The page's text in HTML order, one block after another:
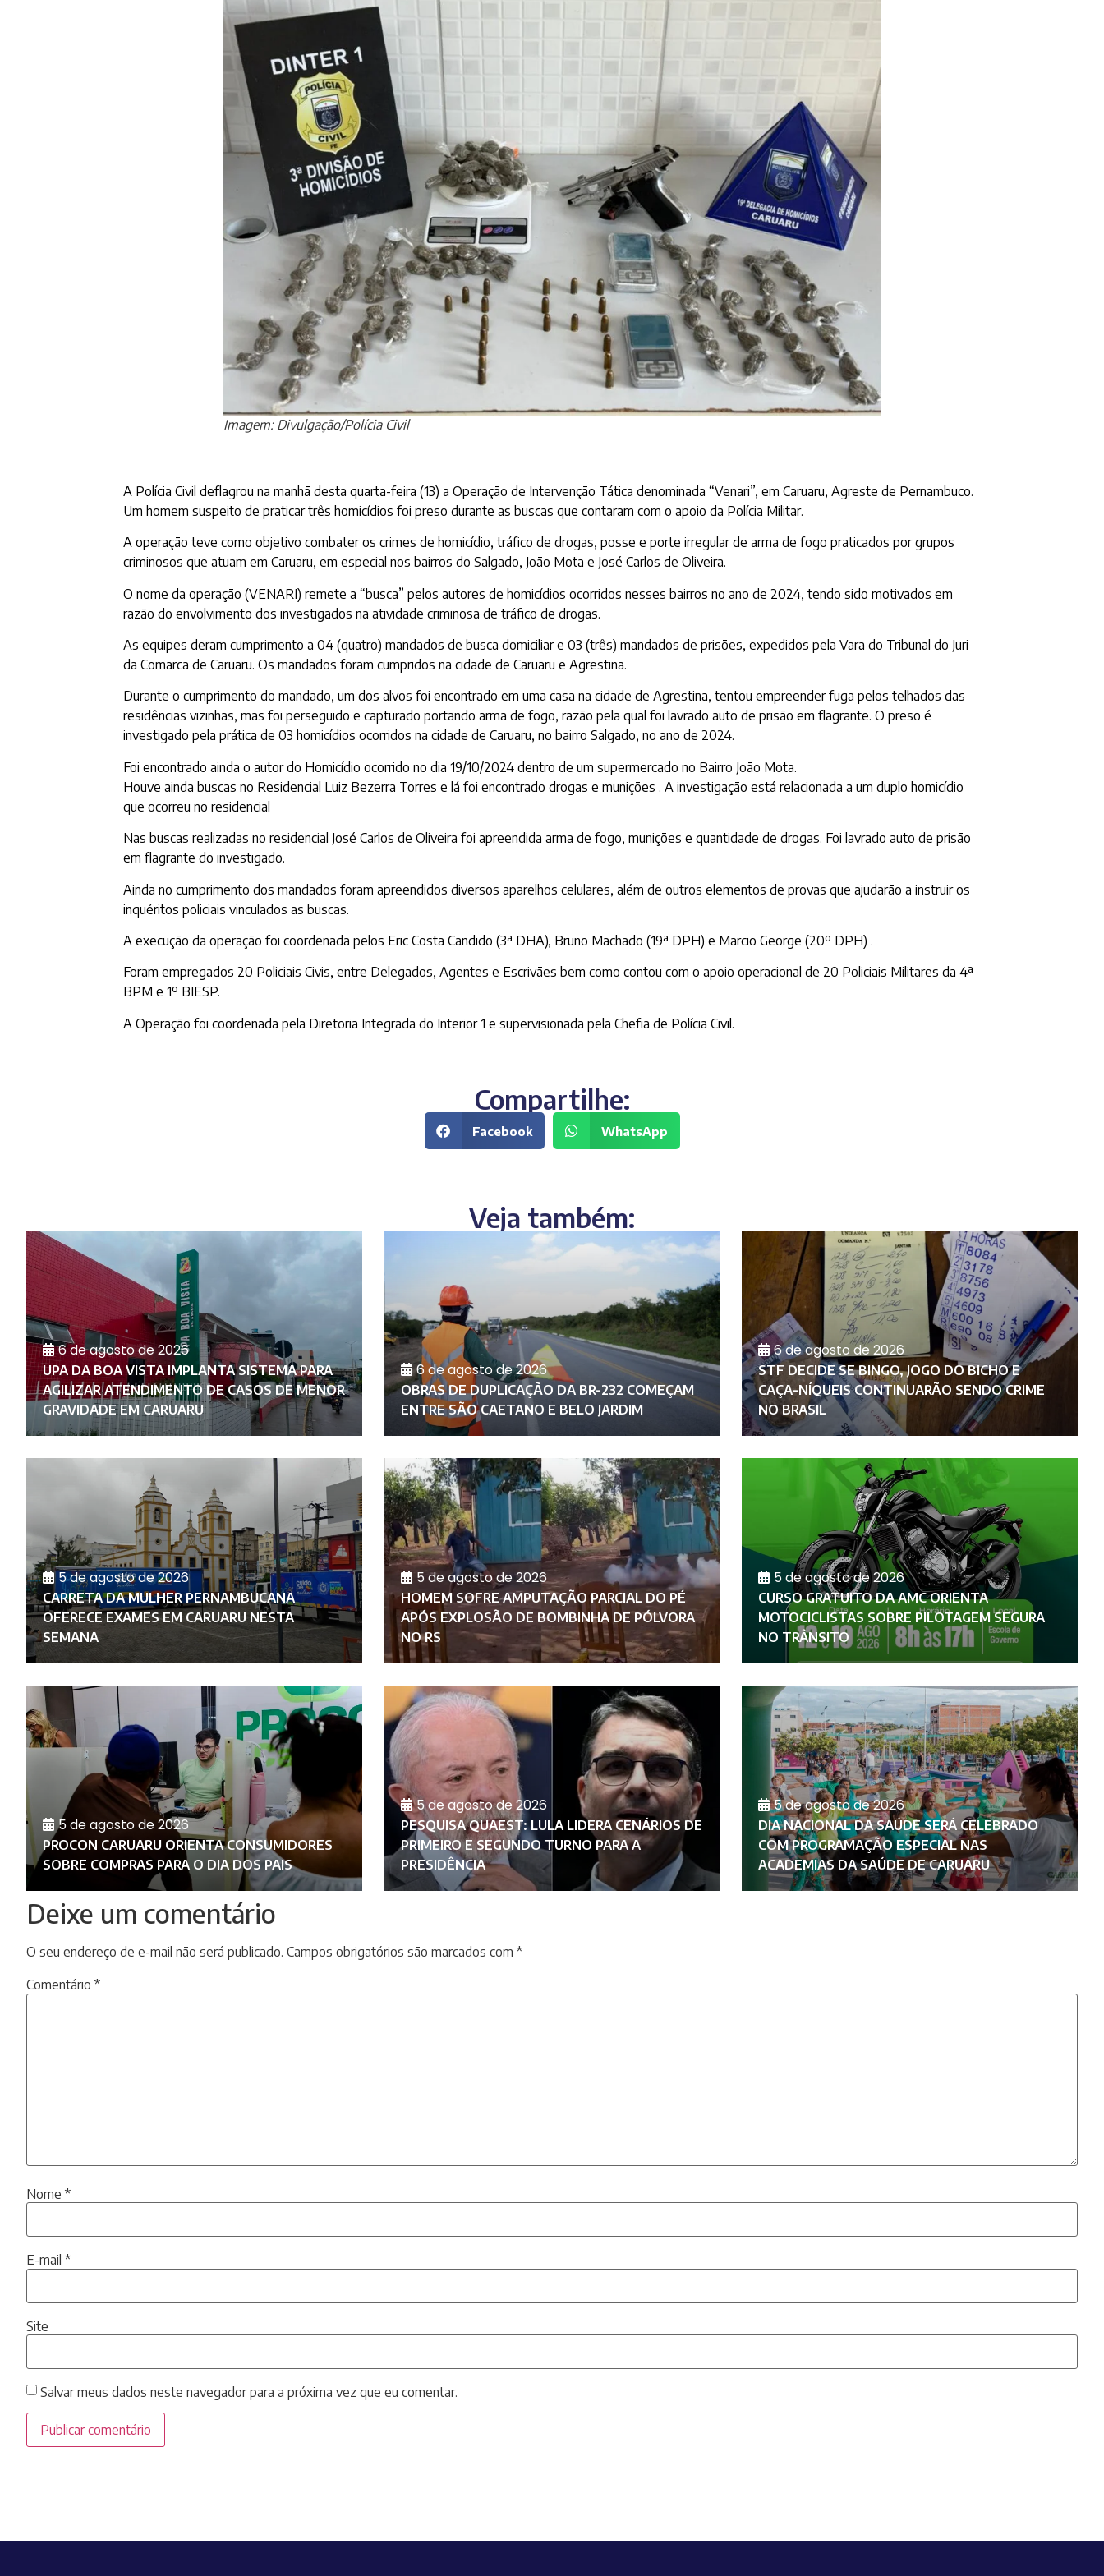
Imagem: Divulgação/Polícia Civil
A Polícia Civil deflagrou na manhã desta quarta-feira (13) a Operação de Intervenção Tática denominada “Venari”, em Caruaru, Agreste de Pernambuco.
Um homem suspeito de praticar três homicídios foi preso durante as buscas que contaram com o apoio da Polícia Militar.
A operação teve como objetivo combater os crimes de homicídio, tráfico de drogas, posse e porte irregular de arma de fogo praticados por grupos
criminosos que atuam em Caruaru, em especial nos bairros do Salgado, João Mota e José Carlos de Oliveira.
O nome da operação (VENARI) remete a “busca” pelos autores de homicídios ocorridos nesses bairros no ano de 2024, tendo sido motivados em
razão do envolvimento dos investigados na atividade criminosa de tráfico de drogas.
As equipes deram cumprimento a 04 (quatro) mandados de busca domiciliar e 03 (três) mandados de prisões, expedidos pela Vara do Tribunal do Juri
da Comarca de Caruaru. Os mandados foram cumpridos na cidade de Caruaru e Agrestina.
Durante o cumprimento do mandado, um dos alvos foi encontrado em uma casa na cidade de Agrestina, tentou empreender fuga pelos telhados das
residências vizinhas, mas foi perseguido e capturado portando arma de fogo, razão pela qual foi lavrado auto de prisão em flagrante. O preso é
investigado pela prática de 03 homicídios ocorridos na cidade de Caruaru, no bairro Salgado, no ano de 2024.
Foi encontrado ainda o autor do Homicídio ocorrido no dia 19/10/2024 dentro de um supermercado no Bairro João Mota.
Houve ainda buscas no Residencial Luiz Bezerra Torres e lá foi encontrado drogas e munições . A investigação está relacionada a um duplo homicídio
que ocorreu no residencial
Nas buscas realizadas no residencial José Carlos de Oliveira foi apreendida arma de fogo, munições e quantidade de drogas. Foi lavrado auto de prisão
em flagrante do investigado.
Ainda no cumprimento dos mandados foram apreendidos diversos aparelhos celulares, além de outros elementos de provas que ajudarão a instruir os
inquéritos policiais vinculados as buscas.
A execução da operação foi coordenada pelos Eric Costa Candido (3ª DHA), Bruno Machado (19ª DPH) e Marcio George (20º DPH) .
Foram empregados 20 Policiais Civis, entre Delegados, Agentes e Escrivães bem como contou com o apoio operacional de 20 Policiais Militares da 4ª
BPM e 1º BIESP.
A Operação foi coordenada pela Diretoria Integrada do Interior 1 e supervisionada pela Chefia de Polícia Civil.
Compartilhe:
Facebook WhatsApp
Veja também:
6 de agosto de 2026
UPA DA BOA VISTA IMPLANTA SISTEMA PARA
AGILIZAR ATENDIMENTO DE CASOS DE MENOR
GRAVIDADE EM CARUARU
6 de agosto de 2026
OBRAS DE DUPLICAÇÃO DA BR-232 COMEÇAM
ENTRE SÃO CAETANO E BELO JARDIM
6 de agosto de 2026
STF DECIDE SE BINGO, JOGO DO BICHO E
CAÇA-NÍQUEIS CONTINUARÃO SENDO CRIME
NO BRASIL
5 de agosto de 2026
CARRETA DA MULHER PERNAMBUCANA
OFERECE EXAMES EM CARUARU NESTA
SEMANA
5 de agosto de 2026
HOMEM SOFRE AMPUTAÇÃO PARCIAL DO PÉ
APÓS EXPLOSÃO DE BOMBINHA DE PÓLVORA
NO RS
5 de agosto de 2026
CURSO GRATUITO DA AMC ORIENTA
MOTOCICLISTAS SOBRE PILOTAGEM SEGURA
NO TRÂNSITO
5 de agosto de 2026
PROCON CARUARU ORIENTA CONSUMIDORES
SOBRE COMPRAS PARA O DIA DOS PAIS
5 de agosto de 2026
PESQUISA QUAEST: LULA LIDERA CENÁRIOS DE
PRIMEIRO E SEGUNDO TURNO PARA A
PRESIDÊNCIA
5 de agosto de 2026
DIA NACIONAL DA SAÚDE SERÁ CELEBRADO
COM PROGRAMAÇÃO ESPECIAL NAS
ACADEMIAS DA SAÚDE DE CARUARU
Deixe um comentário
O seu endereço de e-mail não será publicado. Campos obrigatórios são marcados com *
Comentário *
Nome *
E-mail *
Site
Salvar meus dados neste navegador para a próxima vez que eu comentar.